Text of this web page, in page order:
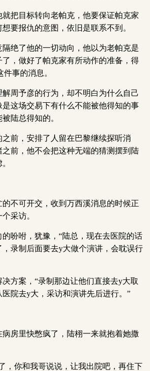
把目标转向老帕克，他要保证帕克家
要报仇的意图，依旧是联系不到。
隔绝了他的一切动向，他以为老帕克是
，做好了帕克家有所动作的准备，得
事的消息。
周予彦的行为，却不明白为什么自己
这场交易下有什么不能被他得知的事
陆总得知的。
前，安排了人留在巴黎继续探听消
前，他不会把这种无端的猜测摆到陆
的不可开交，收到万西溪消息的时候正
采访。
吩咐，犹豫，“陆总，现在去医院的话
录制后面要去y大做个演讲，会耽误行
决方案，“录制那边让他们直接去y大取
院去y大，采访和演讲先后进行。”
房里快憋疯了，陆栩一来就抱着她撒
，你和我哥说说，让我出院吧，再住下